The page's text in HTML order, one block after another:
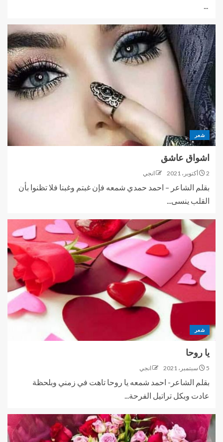
...
شعر
اشواق عاشق
2 أكتوبر، 2021 انجي
بقلم الشاعر – احمد حمدي شمعه فإن غبتم وغبنا فلا تظنوا بأن
القلب ينسى...
شعر
يا روحا
5 سبتمبر، 2021 انجي
بقلم الشاعر- احمد شمعه يا روحا تاهت في زمني وبلحظة
عادت وبكل تراتيل الفرحة...